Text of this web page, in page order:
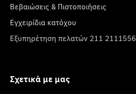
Βεβαιώσεις & Πιστοποιήσεις
Εγχειρίδια κατόχου
Εξυπηρέτηση πελατών 211 2111556
Σχετικά με μας